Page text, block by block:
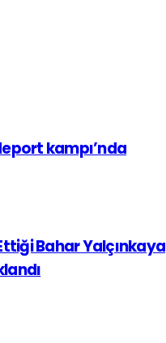
kampı’nda
Bahar Yalçınkaya